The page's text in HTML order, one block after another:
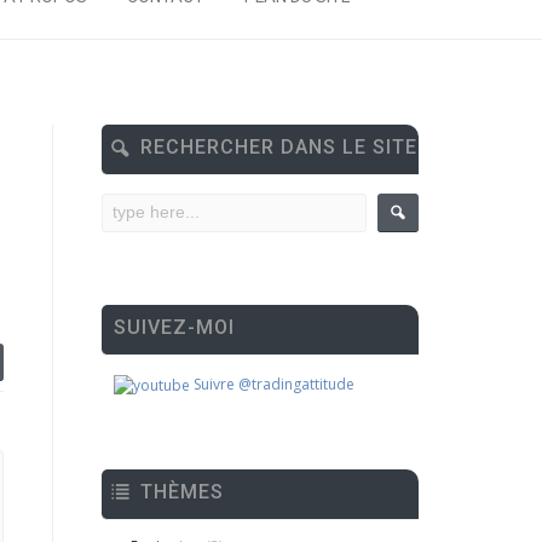
RECHERCHER DANS LE SITE
SUIVEZ-MOI
Suivre @tradingattitude
THÈMES